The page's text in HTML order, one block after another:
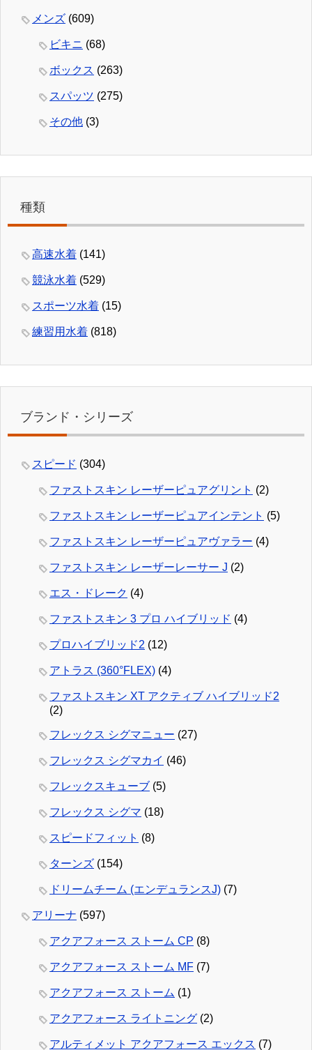
メンズ (609)
ビキニ (68)
ボックス (263)
スパッツ (275)
その他 (3)
種類
高速水着 (141)
競泳水着 (529)
スポーツ水着 (15)
練習用水着 (818)
ブランド・シリーズ
スピード (304)
ファストスキン レーザーピュアグリント (2)
ファストスキン レーザーピュアインテント (5)
ファストスキン レーザーピュアヴァラー (4)
ファストスキン レーザーレーサー J (2)
エス・ドレーク (4)
ファストスキン 3 プロ ハイブリッド (4)
プロハイブリッド2 (12)
アトラス (360°FLEX) (4)
ファストスキン XT アクティブ ハイブリッド2
(2)
フレックス シグマニュー (27)
フレックス シグマカイ (46)
フレックスキューブ (5)
フレックス シグマ (18)
スピードフィット (8)
ターンズ (154)
ドリームチーム (エンデュランスJ) (7)
アリーナ (597)
アクアフォース ストーム CP (8)
アクアフォース ストーム MF (7)
アクアフォース ストーム (1)
アクアフォース ライトニング (2)
アルティメット アクアフォース エックス (7)